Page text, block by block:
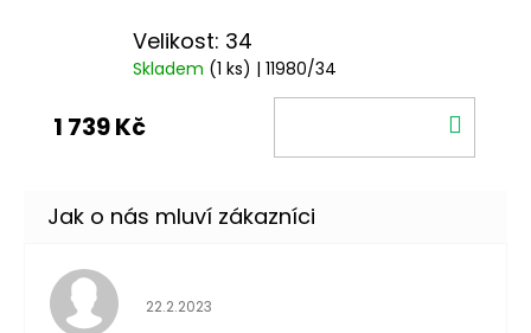
Velikost: 34
Skladem (1 ks) | 11980/34
1 739 Kč
Hodnocení obchodu je 5 z 5 hvězdiček.
22.2.2023